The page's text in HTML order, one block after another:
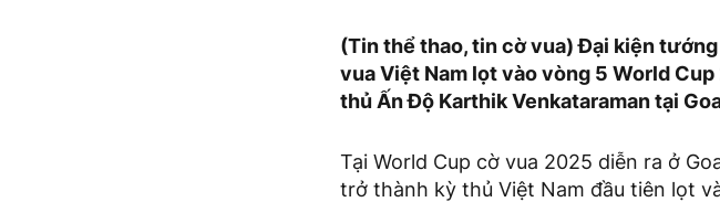
(Tin thể thao, tin cờ vua) Đại kiện
vua Việt Nam lọt vào vòng 5 World
thủ Ấn Độ Karthik Venkataraman tại
Tại World Cup cờ vua 2025 diễn ra ở
trở thành kỳ thủ Việt Nam đầu tiên lọt